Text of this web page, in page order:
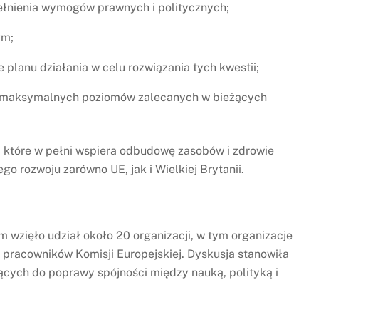
wymogów prawnych i politycznych;
działania w celu rozwiązania tych kwestii;
poziomów zalecanych w bieżących
w pełni wspiera odbudowę zasobów i zdrowie
rozwoju zarówno UE, jak i Wielkiej Brytanii.
udział około 20 organizacji, w tym organizacje
Komisji Europejskiej. Dyskusja stanowiła
do poprawy spójności między nauką, polityką i